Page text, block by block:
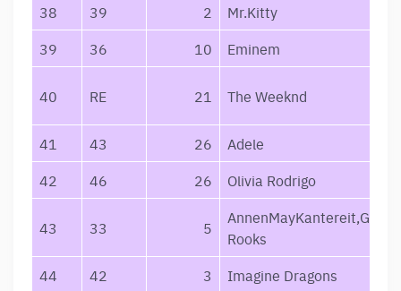
38
39 2
Mr.Kitty
39
36 10 Eminem
40 RE 21 The Weeknd
41 43 26
Adele
42
46 26 Olivia Rodrigo
43 33 5
AnnenMayKantereit,Giant
Rooks
44
42 3
Imagine Dragons